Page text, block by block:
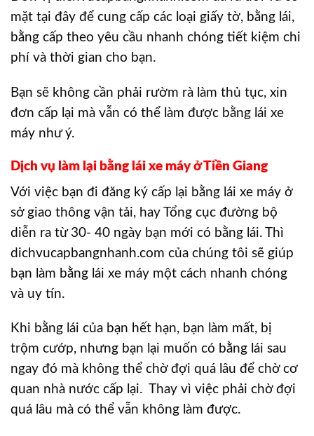
mặt tại đây để cung cấp các loại giấy tờ, bằng lái,
bằng cấp theo yêu cầu nhanh chóng tiết kiệm chi
phí và thời gian cho bạn.
Bạn sẽ không cần phải rườm rà làm thủ tục, xin
đơn cấp lại mà vẫn có thể làm được bằng lái xe
máy như ý.
Dịch vụ làm lại bằng lái xe máy ở Tiền Giang
Với việc bạn đi đăng ký cấp lại bằng lái xe máy ở
sở giao thông vận tải, hay Tổng cục đường bộ
diễn ra từ 30- 40 ngày bạn mới có bằng lái. Thì
dichvucapbangnhanh.com của chúng tôi sẽ giúp
bạn làm bằng lái xe máy một cách nhanh chóng
và uy tín.
Khi bằng lái của bạn hết hạn, bạn làm mất, bị
trộm cướp, nhưng bạn lại muốn có bằng lái sau
ngay đó mà không thể chờ đợi quá lâu để chờ cơ
quan nhà nước cấp lại. Thay vì việc phải chờ đợi
quá lâu mà có thể vẫn không làm được.